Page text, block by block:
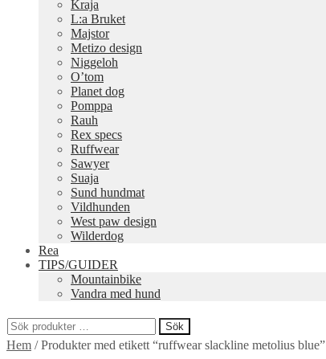
Kraja
L:a Bruket
Majstor
Metizo design
Niggeloh
O’tom
Planet dog
Pomppa
Rauh
Rex specs
Ruffwear
Sawyer
Suaja
Sund hundmat
Vildhunden
West paw design
Wilderdog
Rea
TIPS/GUIDER
Mountainbike
Vandra med hund
Sök
efter:
Sök
Hem /Produkter med etikett “ruffwear slackline metolius blue”